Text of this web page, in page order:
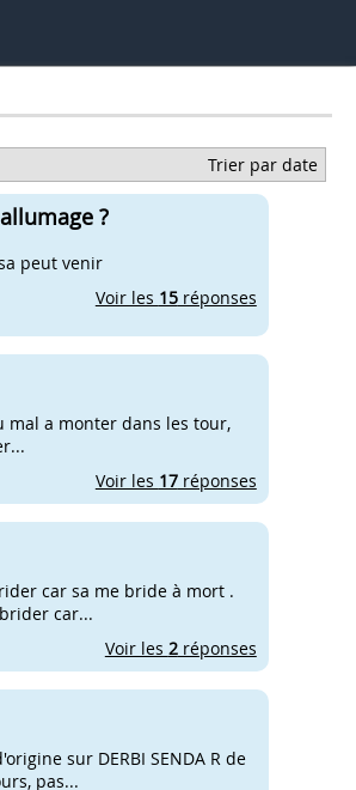
Trier par date
?
peut venir
Voir les 15réponses
mal a monter dans les tour,
Voir les 17réponses
car sa me bride à mort .
car...
Voir les 2réponses
sur DERBI SENDA R de
pas...